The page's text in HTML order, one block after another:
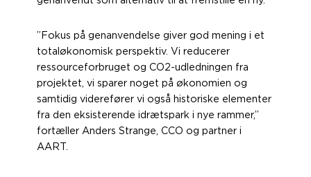
”Fokus på genanvendelse giver god mening i et
totaløkonomisk perspektiv. Vi reducerer
ressourceforbruget og CO2-udledningen fra
projektet, vi sparer noget på økonomien og
samtidig viderefører vi også historiske elementer
fra den eksisterende idrætspark i nye rammer,”
fortæller Anders Strange, CCO og partner i
AART.